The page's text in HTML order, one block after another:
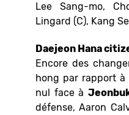
Lee Sang-mo,
Lingard (C), Kang
Daejeon Hana
Encore des
hong par rapport
nul face à
défense, Aaron